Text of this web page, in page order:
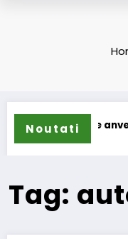
Noutati
gama de anvelope
Tag: